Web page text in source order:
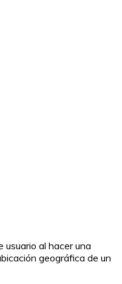
usuario al hacer una
geográfica de un